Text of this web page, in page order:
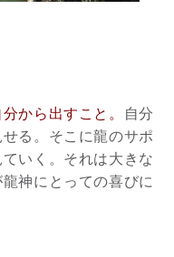
から出すこと。
自分
る。そこに龍のサポ
いく。それは大きな
神にとっての喜びに